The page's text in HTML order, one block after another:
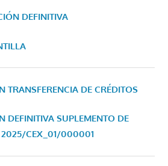
DEFINITIVA
TRANSFERENCIA DE CRÉDITOS
DEFINITIVA SUPLEMENTO DE
2025/CEX_01/000001